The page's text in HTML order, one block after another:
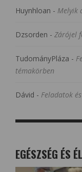
Huynhloan - Melyik
Dzsorden - Zárójel
TudományPláza -
témakörben
Dávid - Feladatok
EGÉSZSÉG ÉS